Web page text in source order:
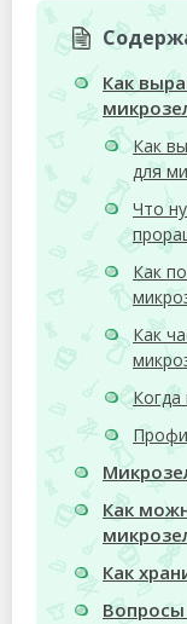
Как
Как
для
Что
Как
Как
Когда
Как
Как